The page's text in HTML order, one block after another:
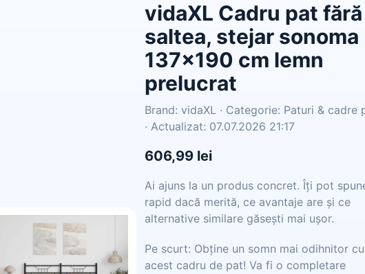
vidaXL Cadru pat fără
saltea, stejar sonoma
137x190 cm lemn
prelucrat
Brand: vidaXL · Categorie: Paturi & cadre
· Actualizat: 07.07.2026 21:17
606,99 lei
Ai ajuns la un produs concret. Îți pot
rapid dacă merită, ce avantaje are și ce
alternative similare găsești mai ușor.
Pe scurt: Obține un somn mai odihnitor cu
acest cadru de pat! Va fi o completare